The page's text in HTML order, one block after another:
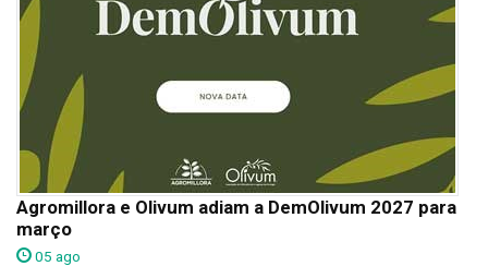
Agromillora e Olivum adiam a DemOlivum 2027 para
março
05 ago